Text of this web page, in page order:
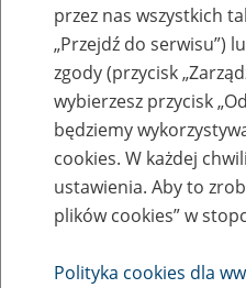
Zaproś ZUS do
rezerwowane, e-
Rodzaj wydarzenia
przez nas wszystkich
„Przejdź do serwisu”)
zgody (przycisk
wybierzesz przycisk
będziemy
cookies. W każdej
ustawienia. Aby to
plików cookies” w
Polityka cookies dla